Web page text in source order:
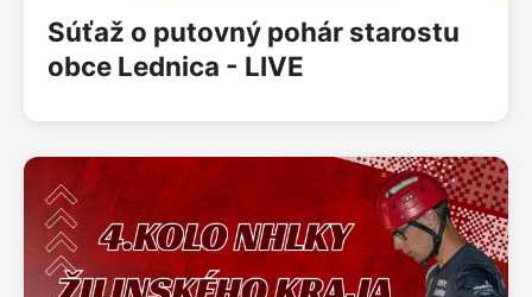
Súťaž o putovný pohár starostu
obce Lednica - LIVE